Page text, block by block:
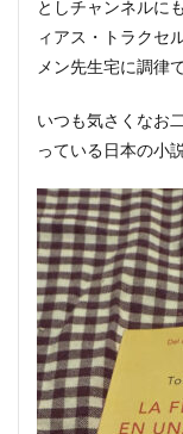
としチャンネルに
ィアス・トラクセ
メン先生宅に調律
いつも気さくなお
っている日本の小